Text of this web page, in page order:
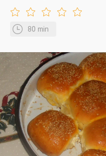
80 min